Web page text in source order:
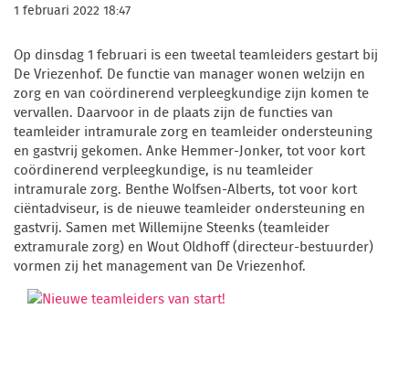
1 februari 2022 18:47
Op dinsdag 1 februari is een tweetal teamleiders gestart bij
De Vriezenhof. De functie van manager wonen welzijn en
zorg en van coördinerend verpleegkundige zijn komen te
vervallen. Daarvoor in de plaats zijn de functies van
teamleider intramurale zorg en teamleider ondersteuning
en gastvrij gekomen. Anke Hemmer-Jonker, tot voor kort
coördinerend verpleegkundige, is nu teamleider
intramurale zorg. Benthe Wolfsen-Alberts, tot voor kort
ciëntadviseur, is de nieuwe teamleider ondersteuning en
gastvrij. Samen met Willemijne Steenks (teamleider
extramurale zorg) en Wout Oldhoff (directeur-bestuurder)
vormen zij het management van De Vriezenhof.